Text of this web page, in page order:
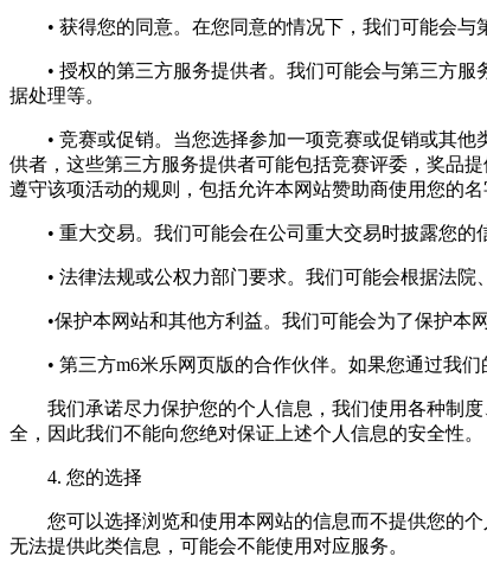
• 获得您的同意。在您同意的情况下，我们可能会与
• 授权的第三方服务提供者。我们可能会与第三方服
据处理等。
• 竞赛或促销。当您选择参加一项竞赛或促销或其他
供者，这些第三方服务提供者可能包括竞赛评委，奖品
遵守该项活动的规则，包括允许本网站赞助商使用您的
• 重大交易。我们可能会在公司重大交易时披露您的
• 法律法规或公权力部门要求。我们可能会根据法院
•保护本网站和其他方利益。我们可能会为了保护本网
• 第三方m6米乐网页版的合作伙伴。如果您通过我们
我们承诺尽力保护您的个人信息，我们使用各种制度
全，因此我们不能向您绝对保证上述个人信息的安全性。
4. 您的选择
您可以选择浏览和使用本网站的信息而不提供您的个
无法提供此类信息，可能会不能使用对应服务。